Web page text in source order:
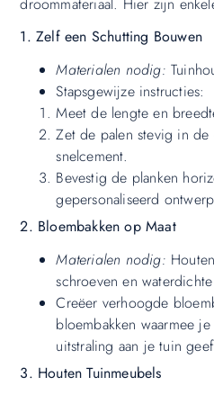
1. Zelf een Schutting Bouwen
Materialen nodig:
Stapsgewijze instructies:
Meet de lengte en
Zet de palen stevig in
snelcement.
Bevestig de planken
gepersonaliseerd
2. Bloembakken op Maat
Materialen nodig:
schroeven en
Creëer verhoogde
bloembakken waarmee
uitstraling aan je tuin
3. Houten Tuinmeubels